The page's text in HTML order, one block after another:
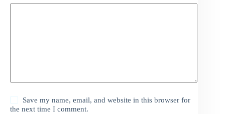
Save my name, email, and website in this browser for
the next time I comment.